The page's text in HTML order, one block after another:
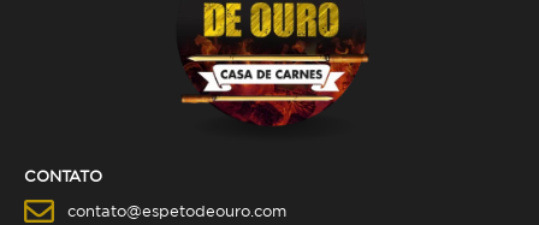
CONTATO
contato@espetodeouro.com